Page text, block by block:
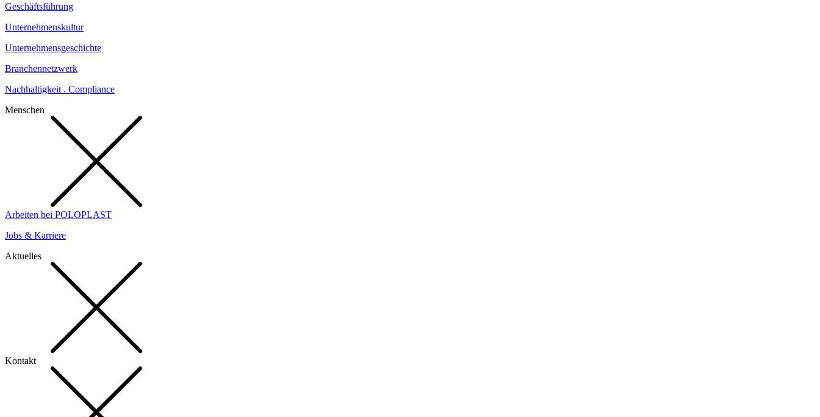
Geschäftsführung
Unternehmenskultur
Unternehmensgeschichte
Branchennetzwerk
Nachhaltigkeit . Compliance
Menschen
Arbeiten bei POLOPLAST
Jobs & Karriere
Aktuelles
Kontakt